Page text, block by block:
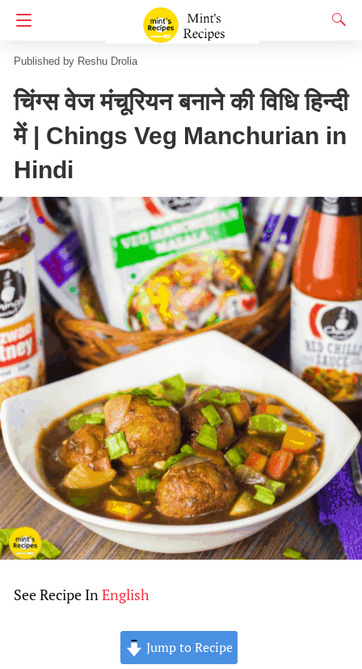
Homepage 65 Indian Snacks Recipes शाम का नाश्ता
Reshu Drolia
चिंग्स वेज मंचूरियन बनाने की विधि हिन्दी
में | Chings Veg Manchurian in
Hindi
See Recipe InEnglish
Jump to Recipe